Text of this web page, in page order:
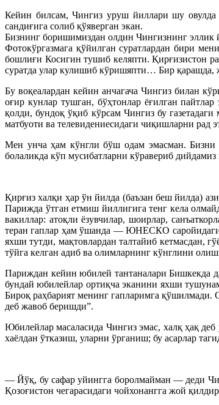
Кейин билсам, Чингиз уруш йиллари шу овулда
сандиғига солиб қўяверган экан.
Бизнинг боришимиздан олдин Чингизнинг эллик
Фотокўргазмага қўйилган суратлардан бири
бошлиғи Косигин тушиб келяпти. Қирғизистон
суратда улар кулишиб кўришяпти… Бир қарашда,
Бу воқеалардан кейин анчагача Чингиз билан
оғир кунлар тушган, бўҳтонлар ёғилган
қолди, бундоқ ўқиб кўрсам Чингиз бу
матбуоти ва телевидениесидаги чиқишларни рад
Мен унча ҳам кўнгли бўш одам эмасман. Бизни
болаликда кўп мусибатларни кўравериб
Қирғиз халқи ҳар ўн йилда (баъзан беш йилда)
Парижда ўтган етмиш йиллигига тенг кела
вакиллар: атоқли ёзувчилар, шоирлар,
теран гаплар ҳам ўшанда — ЮНЕСКО саройидаги
яхши тутди, мақтовлардан талтайиб кетмасдан,
тўйга келган адиб ва олимларнинг кўнглини
Париждан кейин юбилей тантаналари Бишкекда
бундай юбилейлар ортиқча эканини яхши
Бироқ раҳбарият менинг гапларимга қўшилмади.
деб жавоб беришди”.
Юбилейлар масаласида Чингиз эмас, халқ ҳақ
хаёлдан ўтказиш, уларни ўрганиш; бу асарлар
— Йўқ, бу сафар уйингга боролмайман — деди
Қозоғистон чегарасидаги чойхонангга жой